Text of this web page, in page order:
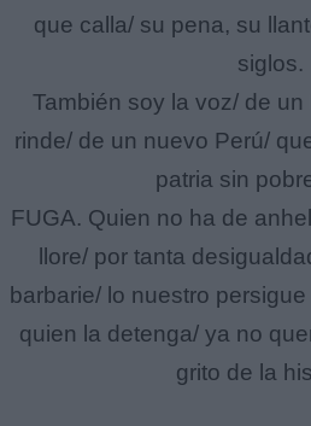
que calla/ su pena, su
siglos.
También soy la voz/ de
rinde/ de un nuevo Perú/
patria sin
FUGA. Quien no ha de
llore/ por tanta
barbarie/ lo nuestro
quien la detenga/ ya no
grito de la